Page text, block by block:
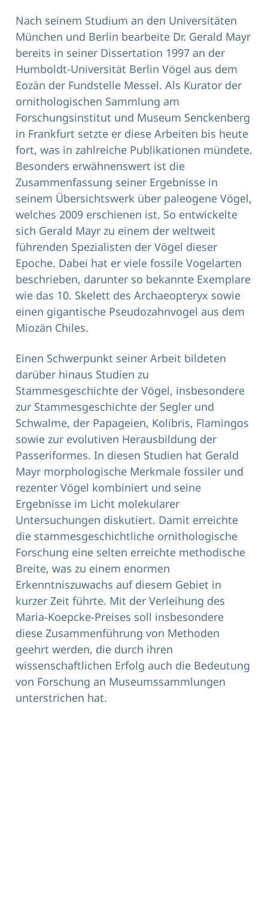
Nach seinem Studium an den Universitäten
München und Berlin bearbeite Dr. Gerald Mayr
bereits in seiner Dissertation 1997 an der
Humboldt-Universität Berlin Vögel aus dem
Eozän der Fundstelle Messel. Als Kurator der
ornithologischen Sammlung am
Forschungsinstitut und Museum Senckenberg
in Frankfurt setzte er diese Arbeiten bis heute
fort, was in zahlreiche Publikationen mündete.
Besonders erwähnenswert ist die
Zusammenfassung seiner Ergebnisse in
seinem Übersichtswerk über paleogene Vögel,
welches 2009 erschienen ist. So entwickelte
sich Gerald Mayr zu einem der weltweit
führenden Spezialisten der Vögel dieser
Epoche. Dabei hat er viele fossile Vogelarten
beschrieben, darunter so bekannte Exemplare
wie das 10. Skelett des Archaeopteryx sowie
einen gigantische Pseudozahnvogel aus dem
Miozän Chiles.
Einen Schwerpunkt seiner Arbeit bildeten
darüber hinaus Studien zu
Stammesgeschichte der Vögel, insbesondere
zur Stammesgeschichte der Segler und
Schwalme, der Papageien, Kolibris, Flamingos
sowie zur evolutiven Herausbildung der
Passeriformes. In diesen Studien hat Gerald
Mayr morphologische Merkmale fossiler und
rezenter Vögel kombiniert und seine
Ergebnisse im Licht molekularer
Untersuchungen diskutiert. Damit erreichte
die stammesgeschichtliche ornithologische
Forschung eine selten erreichte methodische
Breite, was zu einem enormen
Erkenntniszuwachs auf diesem Gebiet in
kurzer Zeit führte. Mit der Verleihung des
Maria-Koepcke-Preises soll insbesondere
diese Zusammenführung von Methoden
geehrt werden, die durch ihren
wissenschaftlichen Erfolg auch die Bedeutung
von Forschung an Museumssammlungen
unterstrichen hat.